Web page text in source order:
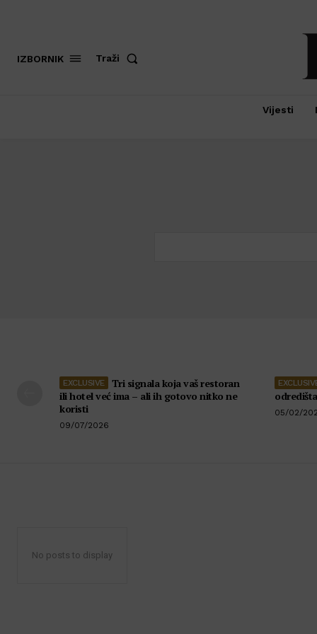
IZBORNIK Traži
Vijesti
Tri signala koja vaš restoran
ili hotel već ima – ali ih gotovo nitko ne
koristi
09/07/2026
05/02/
No posts to display